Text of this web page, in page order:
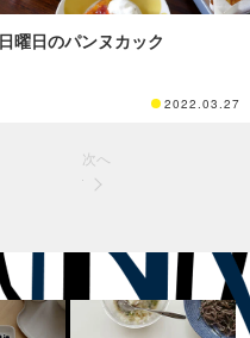
日曜日のパンヌカック
2022.03.27
次へ